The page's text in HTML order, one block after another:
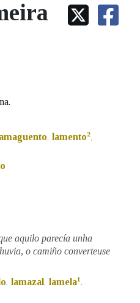
CORPORATIVA
DEL ADALID
HOMENAXEADAS
lamento2
aquilo parecía unha
o camiño converteuse
, lamazal , lamela1,